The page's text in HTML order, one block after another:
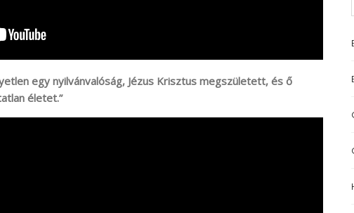
egy nyilvánvalóság, Jézus Krisztus megszületett, és ő
életet.”